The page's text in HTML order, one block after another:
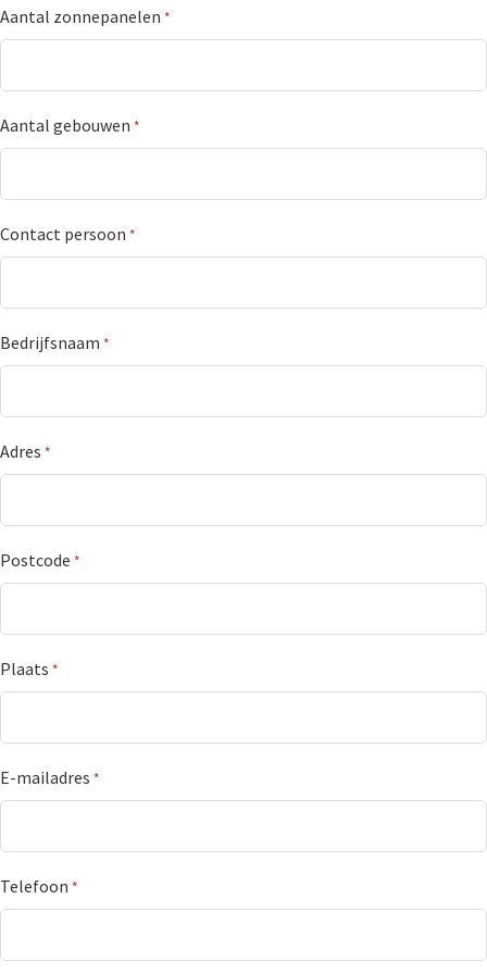
Spring
naar
Door
naar
inhoud
Spring
naar
Aantal zonnepanelen *
Aantal gebouwen *
Contact persoon *
Bedrijfsnaam *
Adres *
Postcode *
Plaats *
E-mailadres *
Telefoon *